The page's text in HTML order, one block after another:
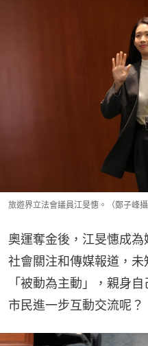
旅遊界立法會議員江旻憓。（鄭子峰攝
奧運奪金後，江旻憓成
社會關注和傳媒報道，
「被動為主動」，親身
市民進一步互動交流呢？